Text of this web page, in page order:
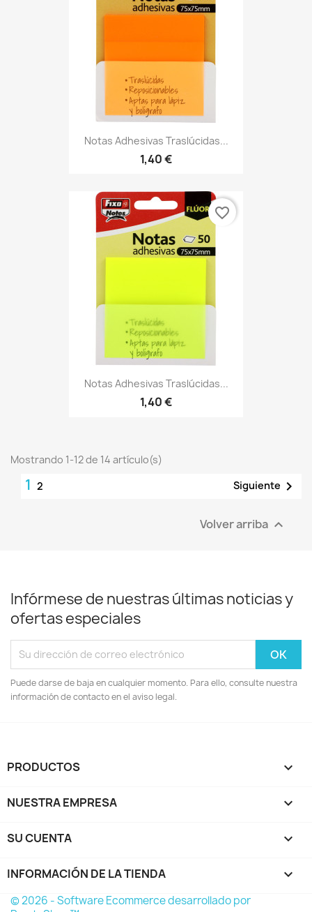
Notas Adhesivas Traslúcidas...
1,40 €
Notas Adhesivas Traslúcidas...
1,40 €
favorite_border
Mostrando 1-12 de 14 artículo(s)
1 2 Siguiente 
Volver arriba 
Infórmese de nuestras últimas noticias y
ofertas especiales
Puede darse de baja en cualquier momento. Para ello, consulte nuestra
información de contacto en el aviso legal.
PRODUCTOS 
NUESTRA EMPRESA 
SU CUENTA 
INFORMACIÓN DE LA TIENDA keyboard_arrow_down
© 2026 - Software Ecommerce desarrollado por